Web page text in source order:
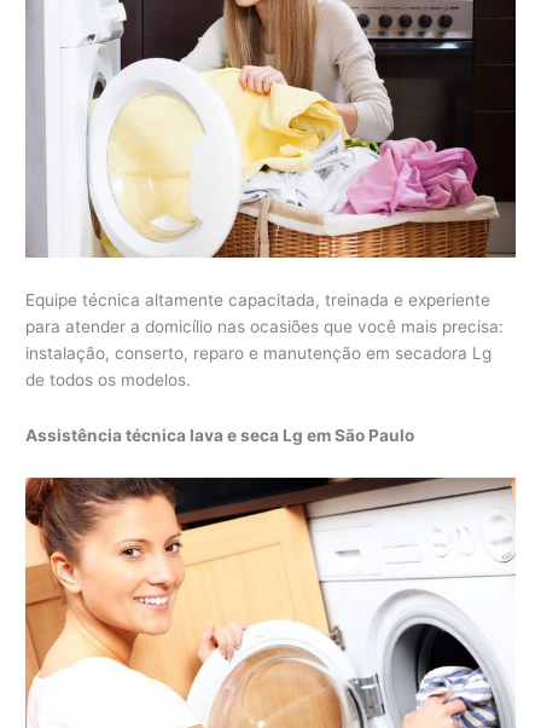
Equipe técnica altamente capacitada, treinada e experiente
para atender a domicílio nas ocasiões que você mais precisa:
instalação, conserto, reparo e manutenção em secadora Lg
de todos os modelos.
Assistência técnica lava e seca Lg em São Paulo